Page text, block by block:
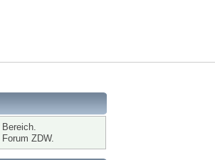
ZDW.